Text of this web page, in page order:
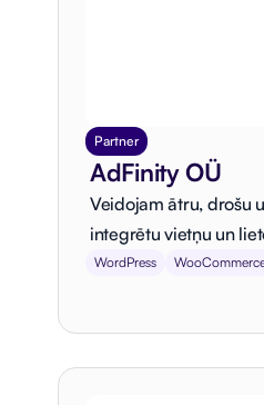
Partner
AdFinity OÜ
Veidojam ātru, drošu
integrētu vietņu un
WordPress